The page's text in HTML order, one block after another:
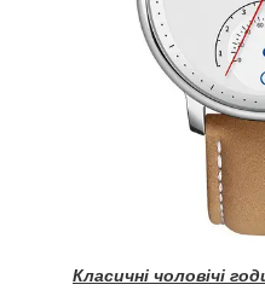
Класичні чоловічі